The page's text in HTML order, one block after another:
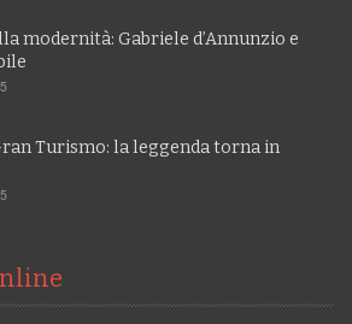
modernità: Gabriele d’Annunzio e
Turismo: la leggenda torna in